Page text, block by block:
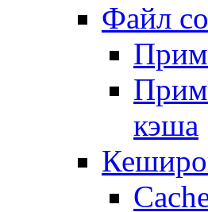
Файл
кэша